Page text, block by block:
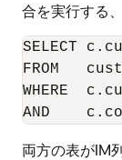
合を実行する
SELECT
FROM
WHERE
両方の表がIM